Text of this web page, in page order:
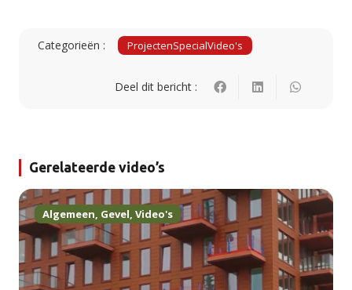
Categorieën : ProjectenSpecialVideo's
Deel dit bericht :
Gerelateerde video’s
Algemeen, Gevel, Video's